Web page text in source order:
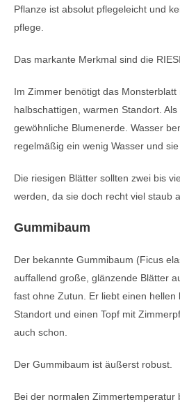
Pflanze ist absolut pflegeleicht und
pflege.
Das markante Merkmal sind die
Im Zimmer benötigt das
halbschattigen, warmen Standort.
gewöhnliche Blumenerde. Wasser
regelmäßig ein wenig Wasser und sie
Die riesigen Blätter sollten zwei bis
werden, da sie doch recht viel staub
Gummibaum
Der bekannte Gummibaum (Ficus
auffallend große, glänzende Blätter
fast ohne Zutun. Er liebt einen hellen
Standort und einen Topf mit
auch schon.
Der Gummibaum ist äußerst robust.
Bei der normalen Zimmertemperatur